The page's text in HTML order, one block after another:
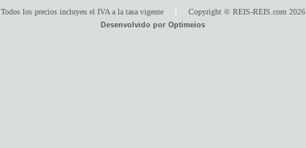
Todos los precios incluyen el IVA a la tasa vigente Copyright © REIS-REIS.com 2026
Desenvolvido por Optimeios